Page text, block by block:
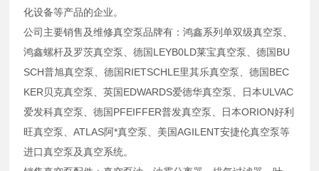
化设备等产品的企业。
公司主要销售及维修真空泵品牌有：鸿鑫系列单双级真空泵、
鸿鑫螺杆及罗茨真空泵、德国LEYB0LD莱宝真空泵、德国BU
SCH普旭真空泵、德国RIETSCHLE里其乐真空泵、德国BEC
KER贝克真空泵、英国EDWARDS爱德华真空泵、日本ULVAC
爱发科真空泵、德国PFEIFFER普发真空泵、日本ORION好利
旺真空泵、ATLAS阿*真空泵、美国AGILENT安捷伦真空泵等
进口真空泵及真空系统。